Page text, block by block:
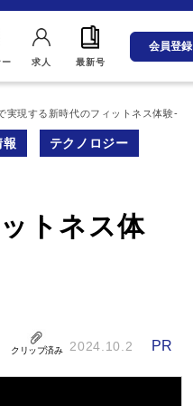
求人 最新号
会員登録
実現する新時代のフィットネス体験-
報 テクノロジー
トネス体
クリップ済み 2024.10.2 PR